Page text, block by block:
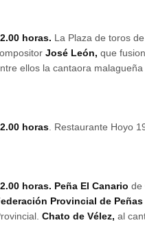
horas. La Plaza de toros
José León,que
ellos la cantaora
horas . Restaurante Hoyo
horas. Peña El Canario de
Provincial de
Chato de Vélez,al